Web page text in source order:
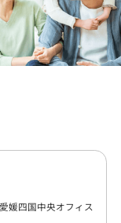
媛四国中央オフィス